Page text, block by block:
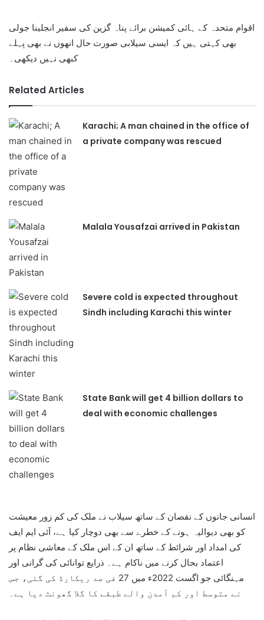
اقوام متحدہ کے ہائی کمیشن برائے پناہ گزین کی سفیر انجلینا جولی
بھی کہتی ہیں کہ ایسی سیلابی صورت حال انھوں نے بھی پہلے
کبھی نہیں دیکھی۔
Related Articles
Karachi; A man chained in the office of
a private company was rescued
Malala Yousafzai arrived in Pakistan
Severe cold is expected throughout
Sindh including Karachi this winter
State Bank will get 4 billion dollars to
deal with economic challenges
انسانی جانوں کے نقصان کے ساتھ سیلاب نے ملک کی کم زور معیشت
کو بھی دیوالیہ ہونے کے خطرے سے بھی دوچار کیا ہے، آئی ایم ایف
کی امداد اور شرائط کے ساتھ ان کے اس ملک کے معاشی نظام پر
اعتماد بحال کرنے میں ناکام ہے۔ ذرایع توانائی کی گرانی اور
مہنگائی جو اگست 2022ء میں 27 فی صد ریکارڈ کی گئی، جس
نے متوسط اور کم آمدن والے طبقے کا گلا گھونٹ دیا ہے۔